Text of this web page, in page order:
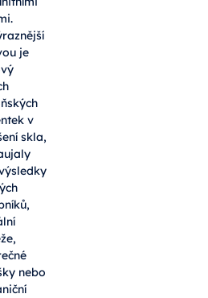
je
v
skla,
nebo